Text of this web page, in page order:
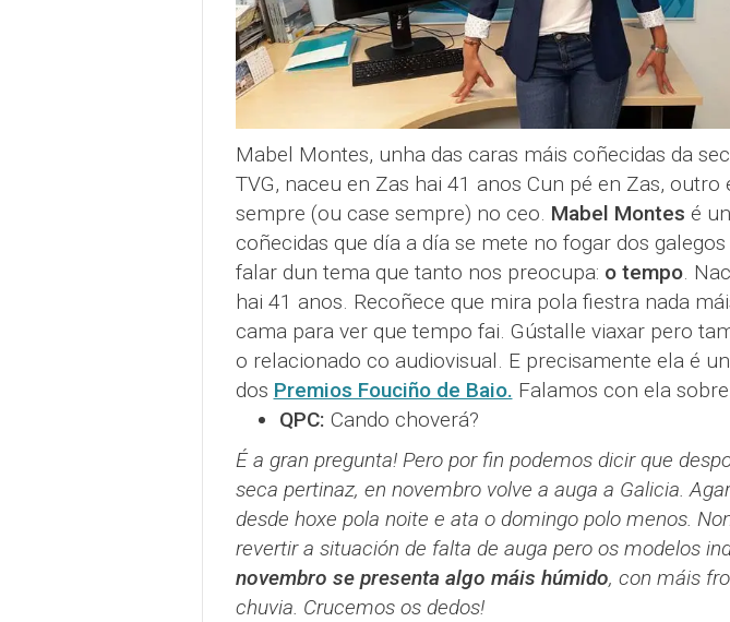
Mabel Montes, unha das caras máis coñecidas da
TVG, naceu en Zas hai 41 anos Cun pé en Zas, outro
sempre (ou case sempre) no ceo. Mabel Montes é
coñecidas que día a día se mete no fogar dos
falar dun tema que tanto nos preocupa: o tempo.
hai 41 anos. Recoñece que mira pola fiestra nada
cama para ver que tempo fai. Gústalle viaxar pero
o relacionado co audiovisual. E precisamente ela é
dos Premios Fouciño de Baio. Falamos con ela
QPC: Cando choverá?
É a gran pregunta! Pero por fin podemos dicir que
seca pertinaz, en novembro volve a auga a Galicia.
desde hoxe pola noite e ata o domingo polo menos.
revertir a situación de falta de auga pero os modelos
novembro se presenta algo máis húmido, con máis
chuvia. Crucemos os dedos!